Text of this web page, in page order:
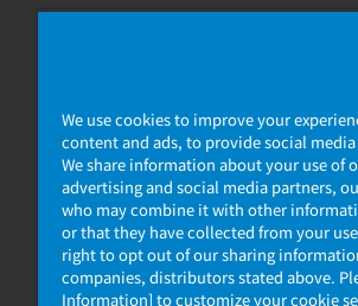
個人情報保護ポリシー JAE Cookie
We use cookies to improve your
content and ads, to provide social
We share information about your use of
advertising and social media partners,
who may combine it with other
or that they have collected from your
right to opt out of our sharing
companies, distributors stated above.
Information] to customize your cookie